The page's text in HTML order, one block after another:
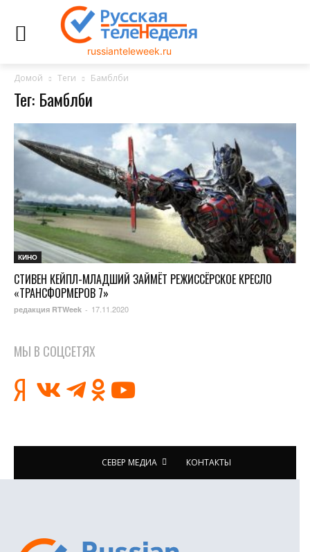
russianteleweek.ru
Домой Теги Бамблби
Тег: Бамблби
КИНО
СТИВЕН КЕЙПЛ-МЛАДШИЙ ЗАЙМЁТ РЕЖИССЁРСКОЕ КРЕСЛО
«ТРАНСФОРМЕРОВ 7»
редакция RTWeek - 17.11.2020
МЫ В СОЦСЕТЯХ
СЕВЕР МЕДИА КОНТАКТЫ